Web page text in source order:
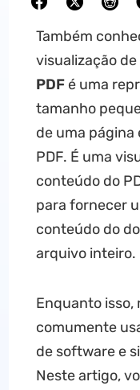
Também
visualização de
PDFé uma
tamanho
de uma
PDF. É uma
conteúdo do
para fornecer
conteúdo do
arquivo inteiro.
Enquanto isso,
comumente
de software e
Neste artigo,